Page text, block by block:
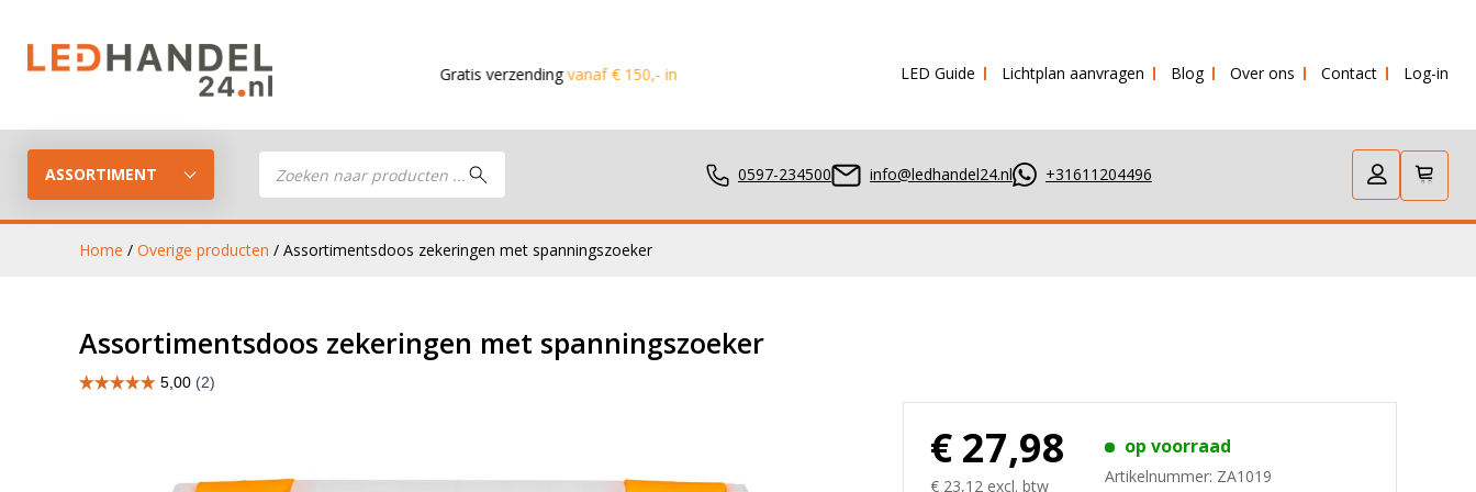
Gratis verzending vanaf € 150,- in de Benelux Dezelfde dag verstuurd!
LED Guide Lichtplan aanvragen Blog Over ons Contact Log-in
ASSORTIMENT
Producten
zoeken 0597-234500 info@ledhandel24.nl +31611204496
LED Guide
Stel je eigen LED-pakket samen
LED werklampen
Home / Overige producten / Assortimentsdoos zekeringen met spanningszoeker
Assortimentsdoos zekeringen met spanningszoeker
€ 27,98
€ 23,12 excl. btw
op voorraad
Artikelnummer: ZA1019